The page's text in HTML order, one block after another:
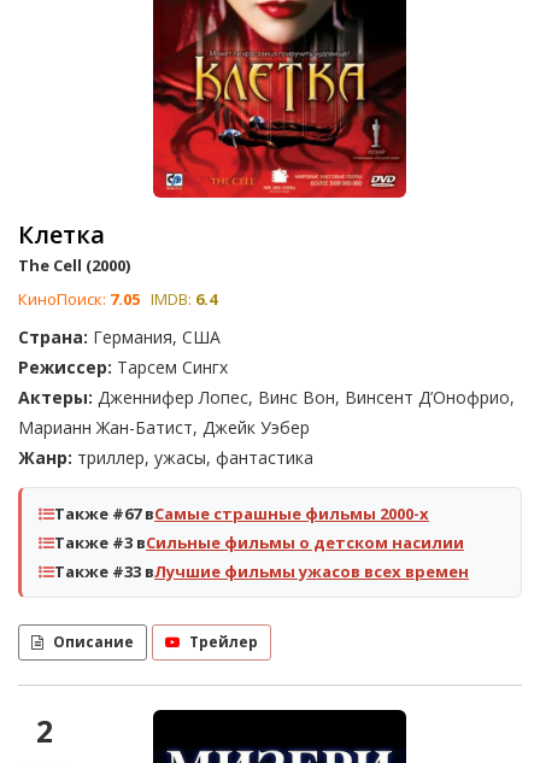
Посмотрите такжеФильмы про раздвоение личности и
психические расстройства
Клетка
The Cell (2000)
КиноПоиск: 7.05 IMDB: 6.4
Страна: Германия, США
Режиссер: Тарсем Сингх
Актеры: Дженнифер Лопес, Винс Вон, Винсент Д’Онофрио,
Марианн Жан-Батист, Джейк Уэбер
Жанр: триллер, ужасы, фантастика
Также #67 вСамые страшные фильмы 2000-х
Также #3 вСильные фильмы о детском насилии
Также #33 вЛучшие фильмы ужасов всех времен
Описание Трейлер
2